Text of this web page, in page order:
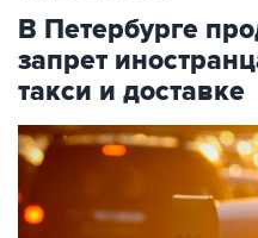
В Петербурге
запрет
такси и доставке